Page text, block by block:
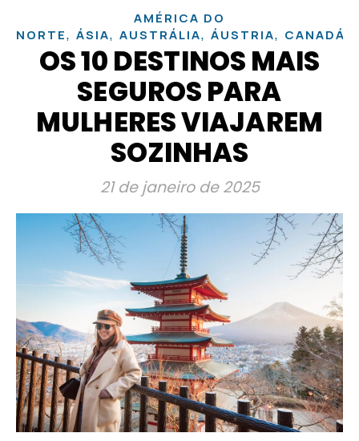
AMÉRICA DO
NORTE, ÁSIA, AUSTRÁLIA, ÁUSTRIA, CANADÁ
OS 10 DESTINOS MAIS
SEGUROS PARA
MULHERES VIAJAREM
SOZINHAS
21 de janeiro de 2025